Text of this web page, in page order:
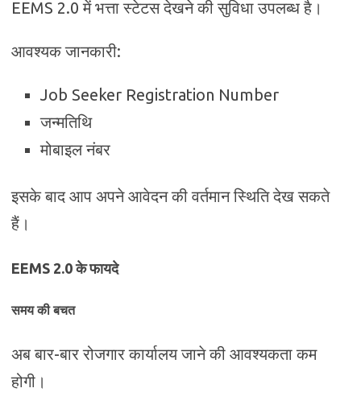
EEMS 2.0 में भत्ता स्टेटस देखने की सुविधा उपलब्ध है।
आवश्यक जानकारी:
Job Seeker Registration Number
जन्मतिथि
मोबाइल नंबर
इसके बाद आप अपने आवेदन की वर्तमान स्थिति देख सकते
हैं।
EEMS 2.0 के फायदे
समय की बचत
अब बार-बार रोजगार कार्यालय जाने की आवश्यकता कम
होगी।